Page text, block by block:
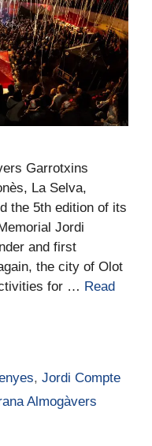
Garrotxins
La Selva,
the 5th edition of its
Jordi
and first
the city of Olot
for … Read
,Jordi Compte
Almogàvers